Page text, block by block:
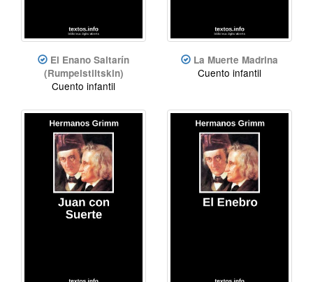
El Enano Saltarín
(Rumpelstiltskin)
Cuento infantil
La Muerte Madrina
Cuento infantil